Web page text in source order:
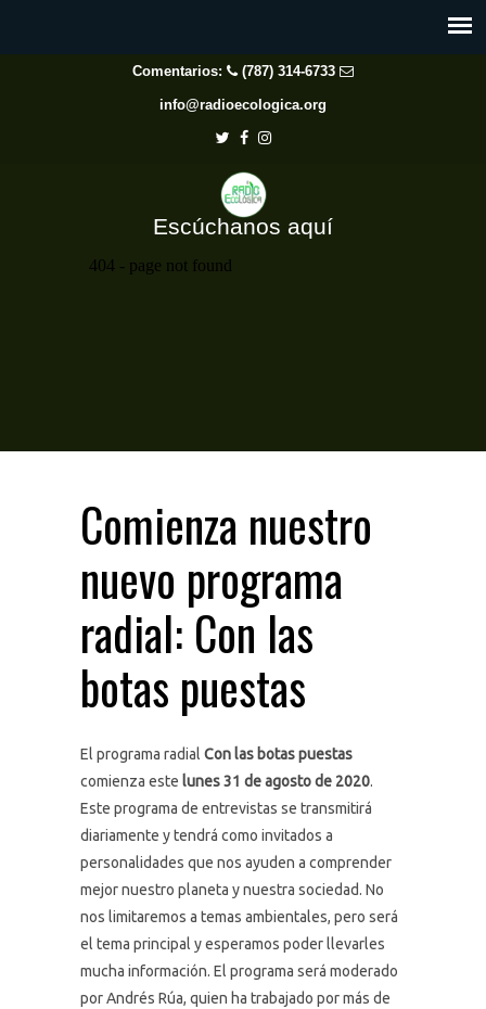
Comentarios: (787) 314-6733
info@radioecologica.org
Escúchanos aquí
Comienza nuestro
nuevo programa
radial: Con las
botas puestas
El programa radial Con las botas puestas
comienza este lunes 31 de agosto de 2020.
Este programa de entrevistas se transmitirá
diariamente y tendrá como invitados a
personalidades que nos ayuden a comprender
mejor nuestro planeta y nuestra sociedad. No
nos limitaremos a temas ambientales, pero será
el tema principal y esperamos poder llevarles
mucha información. El programa será moderado
por Andrés Rúa, quien ha trabajado por más de